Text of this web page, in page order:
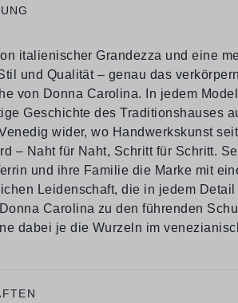
italienischer Grandezza und eine
und Qualität – genau das
von Donna Carolina. In jedem
Geschichte des Traditionshauses
wider, wo Handwerkskunst
– Naht für Naht, Schritt für Schritt.
und ihre Familie die Marke mit
Leidenschaft, die in jedem
Carolina zu den führenden
dabei je die Wurzeln im